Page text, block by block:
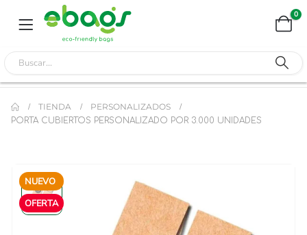
0
TIENDA PERSONALIZADOS
PORTA CUBIERTOS PERSONALIZADO POR 3.000 UNIDADES
NUEVO
OFERTA